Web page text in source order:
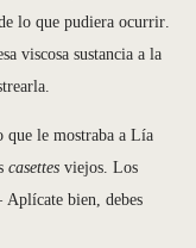
lo que pudiera ocurrir.
viscosa sustancia a la
que le mostraba a Lía
casettes viejos. Los
bien, debes